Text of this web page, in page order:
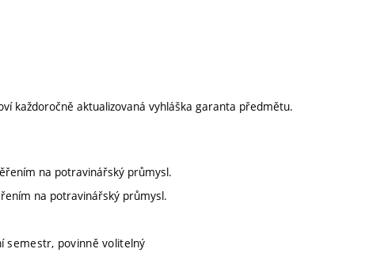
každoročně aktualizovaná vyhláška garanta předmětu.
na potravinářský průmysl.
na potravinářský průmysl.
semestr, povinně volitelný